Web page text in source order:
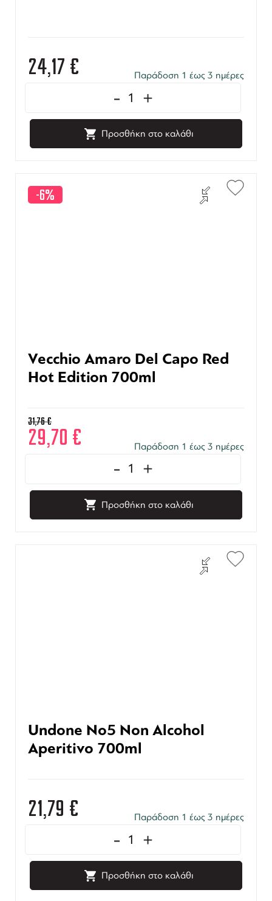
24,17 € Παράδοση 1 έως 3 ημέρες
- +
Προσθήκη στο καλάθι
-6%
Vecchio Amaro Del Capo Red
Hot Edition 700ml
31,76€
29,70 € Παράδοση 1 έως 3 ημέρες
- +
Προσθήκη στο καλάθι
Undone No5 Non Alcohol
Aperitivo 700ml
21,79 € Παράδοση 1 έως 3 ημέρες
- +
Προσθήκη στο καλάθι